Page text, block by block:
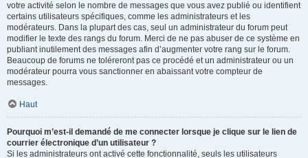
votre activité selon le nombre de messages que vous avez publié ou identifient
certains utilisateurs spécifiques, comme les administrateurs et les
modérateurs. Dans la plupart des cas, seul un administrateur du forum peut
modifier le texte des rangs du forum. Merci de ne pas abuser de ce système en
publiant inutilement des messages afin d’augmenter votre rang sur le forum.
Beaucoup de forums ne toléreront pas ce procédé et un administrateur ou un
modérateur pourra vous sanctionner en abaissant votre compteur de
messages.
Haut
Pourquoi m’est-il demandé de me connecter lorsque je clique sur le lien de
courrier électronique d’un utilisateur ?
Si les administrateurs ont activé cette fonctionnalité, seuls les utilisateurs